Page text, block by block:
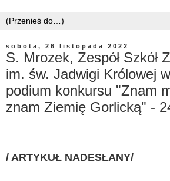
sobota, 26 listopada 2022
S. Mrozek, Zespół Szkół
im. św. Jadwigi Królowej
podium konkursu "Znam
znam Ziemię Gorlicką" -
/ ARTYKUŁ NADESŁANY/